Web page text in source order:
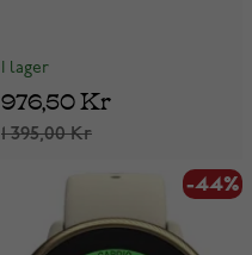
I lager
1 395,00 Kr
976,50 Kr
-44%